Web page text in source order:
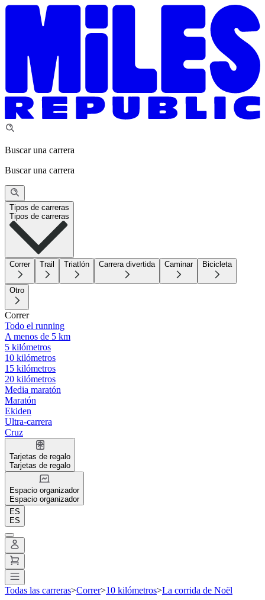
Buscar una carrera
Buscar una carrera
Tipos de carreras
Tipos de carreras
Correr Trail Triatlón Carrera divertida Caminar Bicicleta
Otro
Correr
Todo el running
A menos de 5 km
5 kilómetros
10 kilómetros
15 kilómetros
20 kilómetros
Media maratón
Maratón
Ekiden
Ultra-carrera
Cruz
Tarjetas de regalo
Tarjetas de regalo
Espacio organizador
Espacio organizador
ES
ES
Todas las carreras>Correr>10 kilómetros>La corrida de Noël